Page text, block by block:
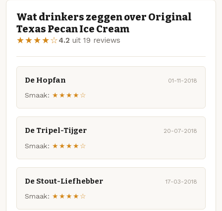
Wat drinkers zeggen over Original
Texas Pecan Ice Cream
★★★★☆4.2 uit 19 reviews
De Hopfan 01-11-2018
Smaak: ★★★★☆
De Tripel-Tijger 20-07-2018
Smaak: ★★★★☆
De Stout-Liefhebber 17-03-2018
Smaak: ★★★★☆